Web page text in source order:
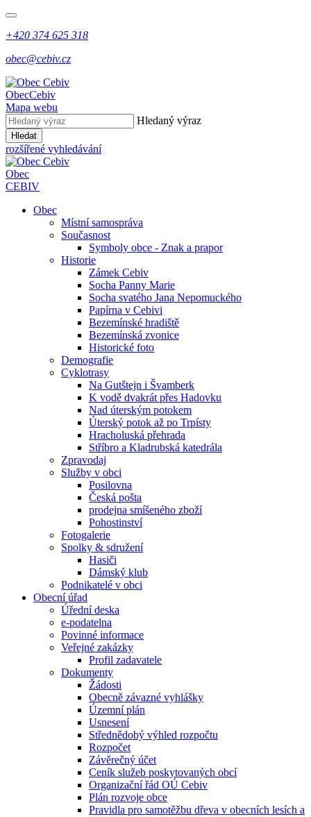
+420 374 625 318
obec@cebiv.cz
ObecCebiv
Mapa webu
Hledaný výraz
Hledat
rozšířené vyhledávání
Obec
CEBIV
Obec
Místní samospráva
Současnost
Symboly obce - Znak a prapor
Historie
Zámek Cebiv
Socha Panny Marie
Socha svatého Jana Nepomuckého
Papírna v Cebivi
Bezemínské hradiště
Bezemínská zvonice
Historické foto
Demografie
Cyklotrasy
Na Gutštejn i Švamberk
K vodě dvakrát přes Hadovku
Nad úterským potokem
Úterský potok až po Trpísty
Hracholuská přehrada
Stříbro a Kladrubská katedrála
Zpravodaj
Služby v obci
Posilovna
Česká pošta
prodejna smíšeného zboží
Pohostinství
Fotogalerie
Spolky & sdružení
Hasiči
Dámský klub
Podnikatelé v obci
Obecní úřad
Úřední deska
e-podatelna
Povinné informace
Veřejné zakázky
Profil zadavatele
Dokumenty
Žádosti
Obecně závazné vyhlášky
Územní plán
Usnesení
Střednědobý výhled rozpočtu
Rozpočet
Závěrečný účet
Ceník služeb poskytovaných obcí
Organizační řád OÚ Cebiv
Plán rozvoje obce
Pravidla pro samotěžbu dřeva v obecních lesích a